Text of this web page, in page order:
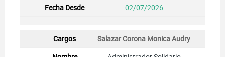
02/07/2026
Salazar Corona Monica Audry